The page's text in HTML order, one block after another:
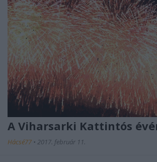
A Viharsarki Kattintós
Hácsé77 • 2017. február 11.